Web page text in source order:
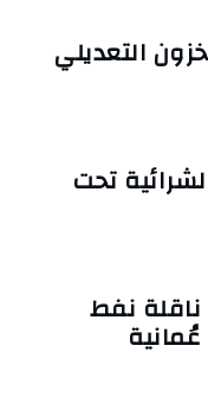
التعديلي
تحت
نفط
عُمانية